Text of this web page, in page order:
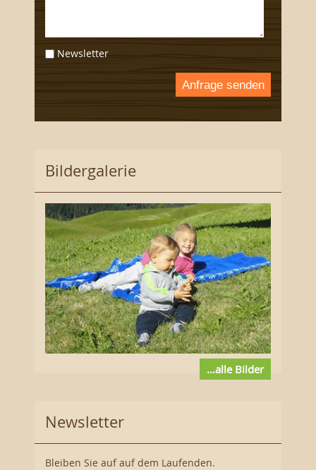
Newsletter
Anfrage senden
Bildergalerie
...alle Bilder
Newsletter
Bleiben Sie auf auf dem Laufenden.